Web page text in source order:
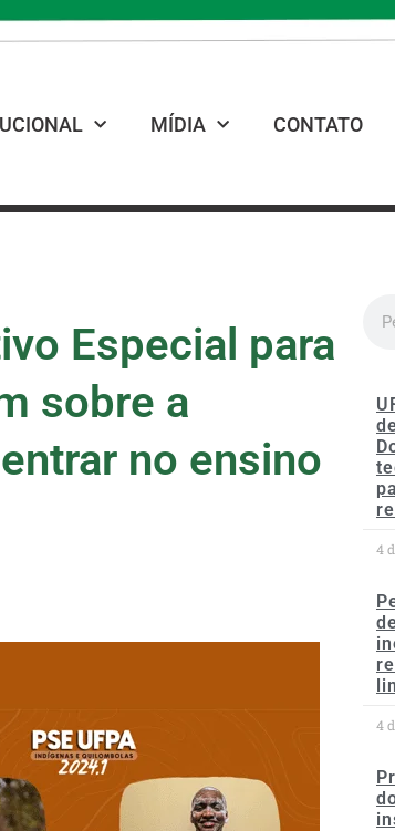
MÍDIA CONTATO
Especial para
sobre a
no ensino
4
4